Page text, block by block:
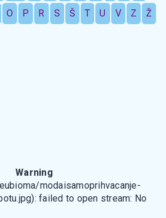
O P R S Š T U V Z Ž
Warning
modaisamoprihvacanje-
failed to open stream: No